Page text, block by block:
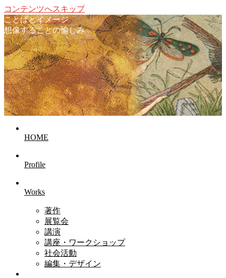
コンテンツへスキップ
ことばとイメージ
想像することの愉しみ
HOME
Profile
Works
著作
展覧会
講演
講座・ワークショップ
社会活動
編集・デザイン